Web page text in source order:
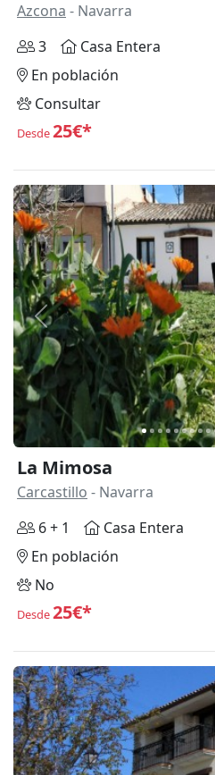
Azcona - Navarra
3
Casa Entera
En población
Consultar
Desde25€*
Anterior
La Mimosa
Carcastillo - Navarra
6 + 1
Casa Entera
En población
No
Desde25€*